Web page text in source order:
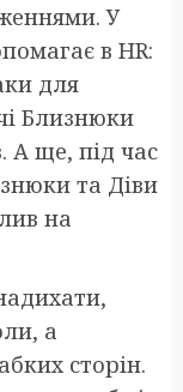
У
в HR:
для
Близнюки
А ще, під час
та Діви
на
а
сторін.